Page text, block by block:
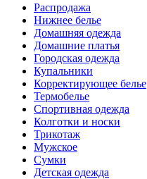
Распродажа
Нижнее белье
Домашняя одежда
Домашние платья
Городская одежда
Купальники
Корректирующее белье
Термобелье
Спортивная одежда
Колготки и носки
Трикотаж
Мужское
Сумки
Детская одежда